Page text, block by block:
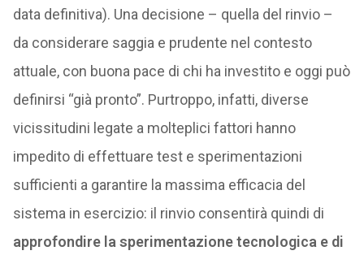
data definitiva). Una decisione – quella del rinvio –
da considerare saggia e prudente nel contesto
attuale, con buona pace di chi ha investito e oggi può
definirsi “già pronto”. Purtroppo, infatti, diverse
vicissitudini legate a molteplici fattori hanno
impedito di effettuare test e sperimentazioni
sufficienti a garantire la massima efficacia del
sistema in esercizio: il rinvio consentirà quindi di
approfondire la sperimentazione tecnologica e di